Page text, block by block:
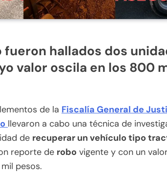
fueron hallados dos
valor oscila en los 800
de la Fiscalía General de
llevaron a cabo una técnica de
de recuperar un vehículo tipo
reporte de robo vigente y con un
pesos.